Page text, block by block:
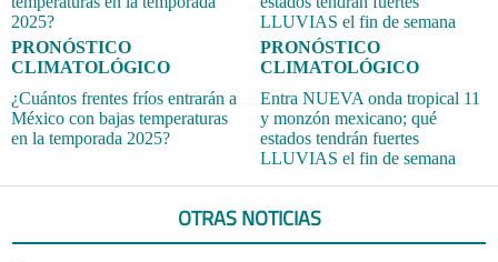
PRONÓSTICO
CLIMATOLÓGICO
¿Cuántos frentes fríos entrarán a
México con bajas temperaturas
en la temporada 2025?
PRONÓSTICO
CLIMATOLÓGICO
Entra NUEVA onda tropical 11
y monzón mexicano; qué
estados tendrán fuertes
LLUVIAS el fin de semana
OTRAS NOTICIAS